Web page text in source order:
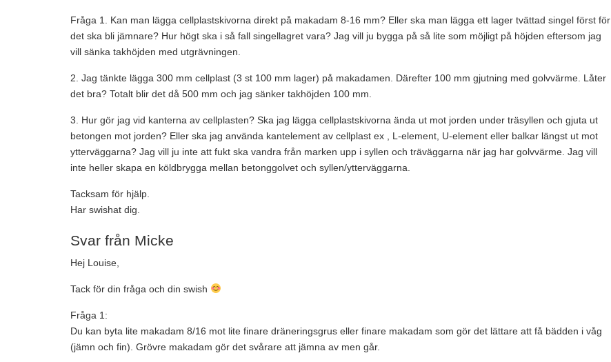
Fråga 1. Kan man lägga cellplastskivorna direkt på makadam 8-16 mm? Eller ska man lägga ett lager tvättad singel först för
det ska bli jämnare? Hur högt ska i så fall singellagret vara? Jag vill ju bygga på så lite som möjligt på höjden eftersom jag
vill sänka takhöjden med utgrävningen.
2. Jag tänkte lägga 300 mm cellplast (3 st 100 mm lager) på makadamen. Därefter 100 mm gjutning med golvvärme. Låter
det bra? Totalt blir det då 500 mm och jag sänker takhöjden 100 mm.
3. Hur gör jag vid kanterna av cellplasten? Ska jag lägga cellplastskivorna ända ut mot jorden under träsyllen och gjuta ut
betongen mot jorden? Eller ska jag använda kantelement av cellplast ex , L-element, U-element eller balkar längst ut mot
ytterväggarna? Jag vill ju inte att fukt ska vandra från marken upp i syllen och träväggarna när jag har golvvärme. Jag vill
inte heller skapa en köldbrygga mellan betonggolvet och syllen/ytterväggarna.
Tacksam för hjälp.
Har swishat dig.
Svar från Micke
Hej Louise,
Tack för din fråga och din swish
Fråga 1:
Du kan byta lite makadam 8/16 mot lite finare dräneringsgrus eller finare makadam som gör det lättare att få bädden i våg
(jämn och fin). Grövre makadam gör det svårare att jämna av men går.